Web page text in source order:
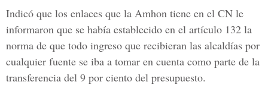
Indicó que los enlaces que la Amhon tiene en el CN le
informaron que se había establecido en el artículo 132 la
norma de que todo ingreso que recibieran las alcaldías por
cualquier fuente se iba a tomar en cuenta como parte de la
transferencia del 9 por ciento del presupuesto.